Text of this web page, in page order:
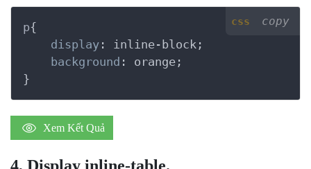
css copy
p{
display: inline-block ;
background : orange
}
Xem Kết Quả
4, Display inline-table.